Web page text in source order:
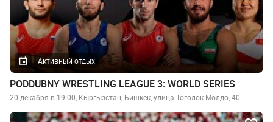
Активный отдых
PODDUBNY WRESTLING LEAGUE 3: WORLD SERIES
20 декабря в 19:00, Кыргызстан, Бишкек, улица Тоголок Молдо, 40